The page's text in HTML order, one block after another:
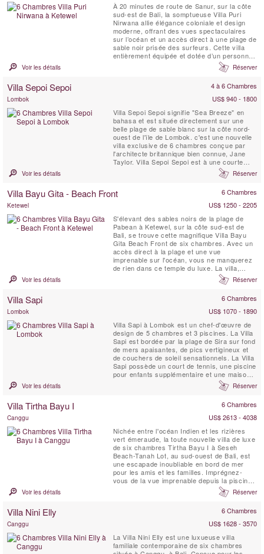
À 20 minutes de route de Sanur, sur la côte
sud-est de Bali, la somptueuse Villa Puri
Nirwana allie élégance coloniale et design
moderne, offrant des vues spectaculaires
sur l’océan et un accès direct à une plage de
sable noir prisée des surfeurs. Cette villa
entièrement équipée et dotée d’un personnel
professionnel peut accueillir confortablement
jusqu’à 20 personnes dans six grandes
sa salle multimédia, ses pavillons ...
Voir les détails Réserver
Villa Sepoi Sepoi 4 à 6 Chambres
Lombok
US$ 940 - 1800
Villa Sepoi Sepoi signifie "Sea Breeze" en
bahasa et est située directement sur une
belle plage de sable blanc sur la côte nord-
ouest de l'île de Lombok. c'est une nouvelle
villa exclusive de 6 chambres conçue par
l'architecte britannique bien connue, Jane
Taylor. Villa Sepoi Sepoi est à une courte
distance de vol de Bali, Perth et Singapour.
Voir les détails Réserver
Villa Bayu Gita - Beach Front 6 Chambres
Ketewel
US$ 1250 - 2205
S'élevant des sables noirs de la plage de
Pabean à Ketewel, sur la côte sud-est de
Bali, se trouve cette magnifique Villa Bayu
Gita Beach Front de six chambres. Avec un
accès direct à la plage et une vue
imprenable sur l'océan, vous ne manquerez
de rien dans ce temple du luxe. La villa,
composée d'une équipe professionnelle et
dévouée, dispose d'un fabuleux éventail
dispose d'un home cinéma ultramoderne,
Voir les détails Réserver
Villa Sapi 6 Chambres
Lombok
US$ 1070 - 1890
Villa Sapi à Lombok est un chef-d'œuvre de
design de 5 chambres et 3 piscines. La Villa
Sapi est bordée par la plage de Sira sur fond
de mers apaisantes, de pics vertigineux et
de couchers de soleil sensationnels. La Villa
Sapi possède un court de tennis, une piscine
pour enfants supplémentaire et une maison
d'hôtes indépendante de 2 chambres. Sapi à
l'architecture funky, sur un terrain de
cuisine gastronomique. Le vaste jardin en...
Voir les détails Réserver
Villa Tirtha Bayu I 6 Chambres
Canggu
US$ 2613 - 4038
Nichée entre l'océan Indien et les rizières
vert émeraude, la toute nouvelle villa de luxe
de six chambres Tirtha Bayu I à Seseh
Beach-Tanah Lot, au sud-ouest de Bali, est
une escapade inoubliable en bord de mer
pour les amis et les familles. Imprégnez-
vous de la vue imprenable depuis la piscine
à débordement de 14 mètres bordée de
jardins tropicaux luxuriants, faites une partie
sport. Ou asseyez-vous simplement et
Voir les détails Réserver
Villa Nini Elly 6 Chambres
Canggu
US$ 1628 - 3570
La Villa Nini Elly est une luxueuse villa
familiale contemporaine de six chambres